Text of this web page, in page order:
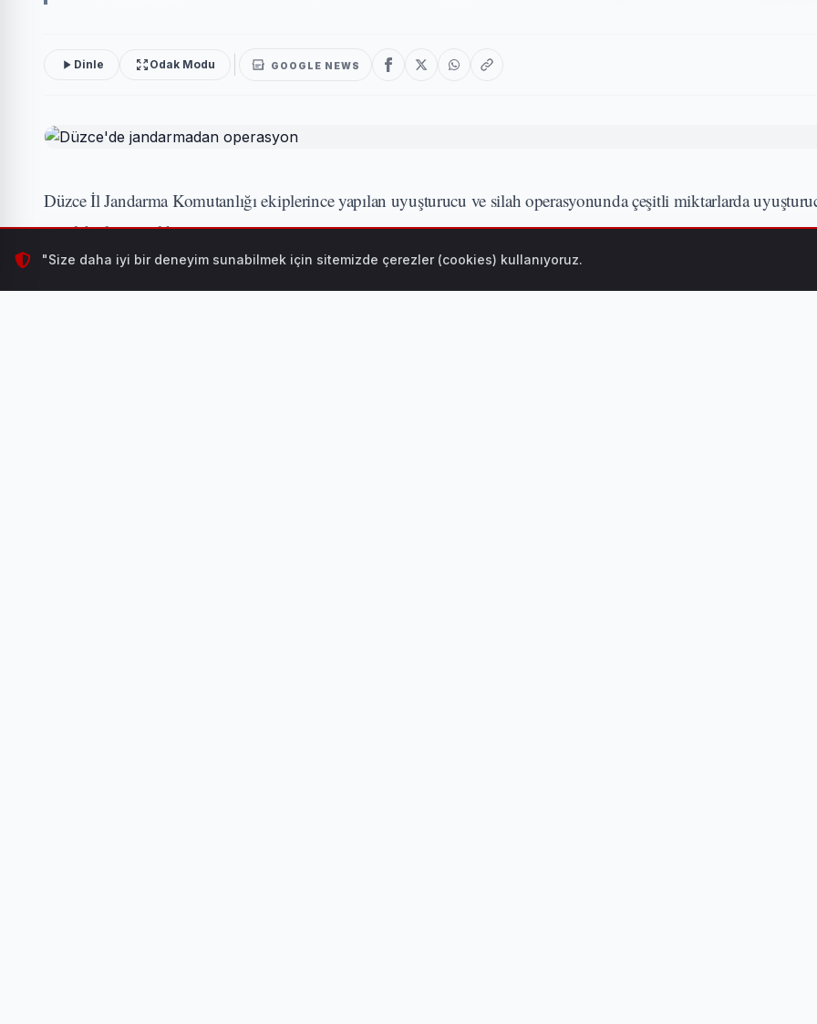
Dinle Odak Modu GOOGLE NEWS
Düzce İl Jandarma Komutanlığı ekiplerince yapılan uyuşturucu ve silah operasyonunda çeşitli miktarlarda
ve silah ele geçirildi.
HABER ÖZEL TV
"Size daha iyi bir deneyim sunabilmek için sitemizde çerezler (cookies) kullanıyoruz.